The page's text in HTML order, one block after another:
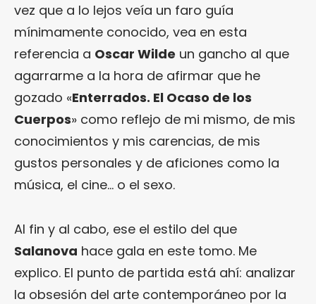
vez que a lo lejos veía un faro guía
mínimamente conocido, vea en esta
referencia a Oscar Wilde un gancho al que
agarrarme a la hora de afirmar que he
gozado «Enterrados. El Ocaso de los
Cuerpos» como reflejo de mi mismo, de mis
conocimientos y mis carencias, de mis
gustos personales y de aficiones como la
música, el cine… o el sexo.
Al fin y al cabo, ese el estilo del que
Salanova hace gala en este tomo. Me
explico. El punto de partida está ahí: analizar
la obsesión del arte contemporáneo por la